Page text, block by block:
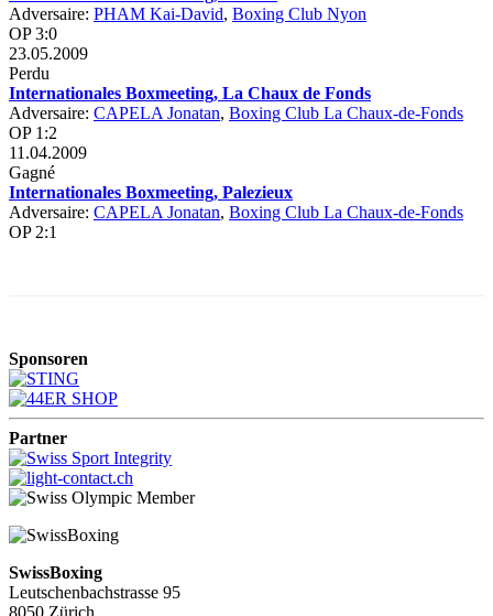
Adversaire: PHAM Kai-David, Boxing Club Nyon
OP 3:0
23.05.2009
Perdu
Internationales Boxmeeting, La Chaux de Fonds
Adversaire: CAPELA Jonatan, Boxing Club La Chaux-de-Fonds
OP 1:2
11.04.2009
Gagné
Internationales Boxmeeting, Palezieux
Adversaire: CAPELA Jonatan, Boxing Club La Chaux-de-Fonds
OP 2:1
Sponsoren
Partner
SwissBoxing
Leutschenbachstrasse 95
8050 Zürich